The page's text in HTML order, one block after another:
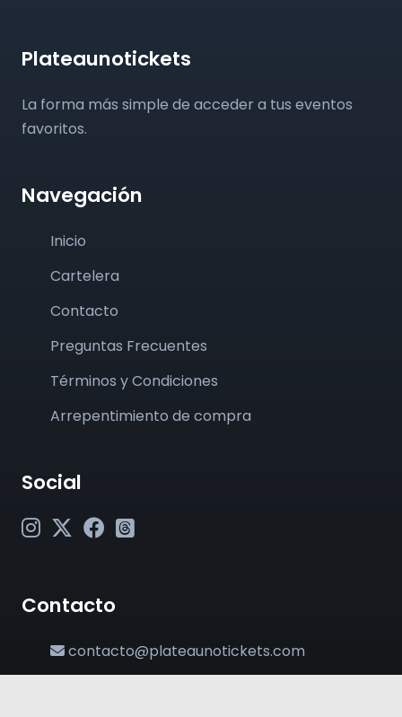
Plateaunotickets
La forma más simple de acceder a tus eventos
favoritos.
Navegación
Inicio
Cartelera
Contacto
Preguntas Frecuentes
Términos y Condiciones
Arrepentimiento de compra
Social
Contacto
contacto@plateaunotickets.com